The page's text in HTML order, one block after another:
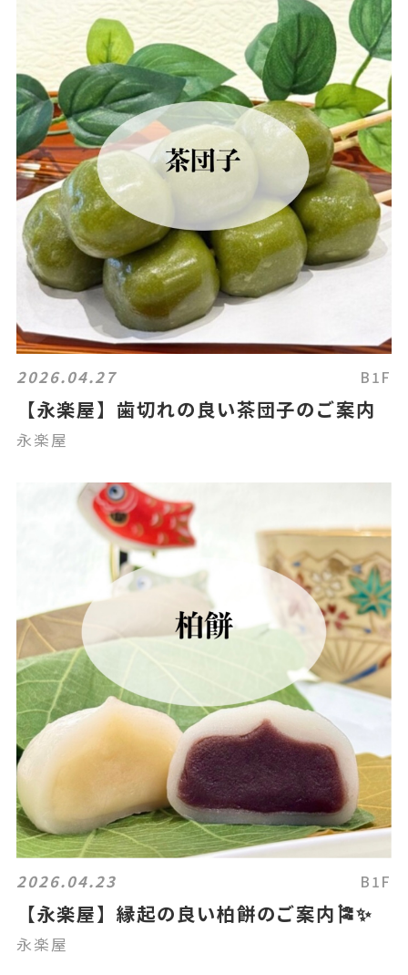
2026.04.27 B1F
【永楽屋】歯切れの良い茶団子のご案内
永楽屋
2026.04.23 B1F
【永楽屋】縁起の良い柏餅のご案内🎏✨
永楽屋